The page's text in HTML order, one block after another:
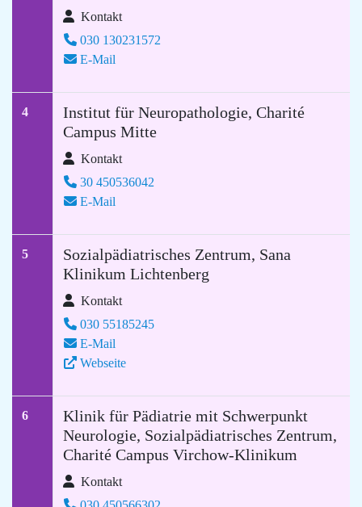
Kontakt
030 130231572
E-Mail
4
Institut für Neuropathologie, Charité
Campus Mitte
Kontakt
30 450536042
E-Mail
5
Sozialpädiatrisches Zentrum, Sana
Klinikum Lichtenberg
Kontakt
030 55185245
E-Mail
Webseite
6
Klinik für Pädiatrie mit Schwerpunkt
Neurologie, Sozialpädiatrisches Zentrum,
Charité Campus Virchow-Klinikum
Kontakt